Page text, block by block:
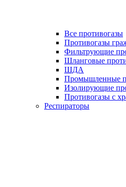
Все противогазы
Противогазы
Фильтрующие
Шланговые
ШДА
Промышленные
Изолирующие
Противогазы с
Респираторы